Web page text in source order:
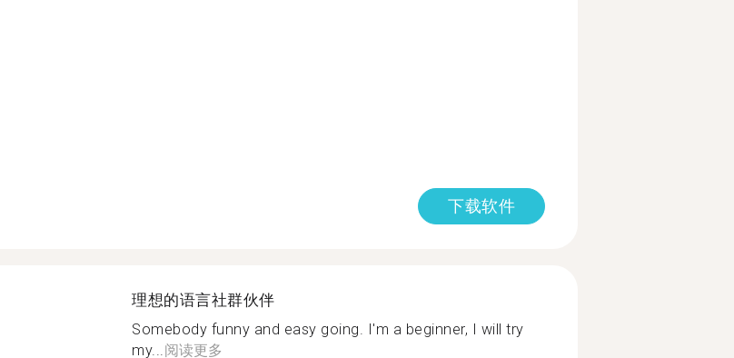
下载软件
理想的语言社群伙伴
Somebody funny and easy going. I'm a beginner, I will try
my...阅读更多